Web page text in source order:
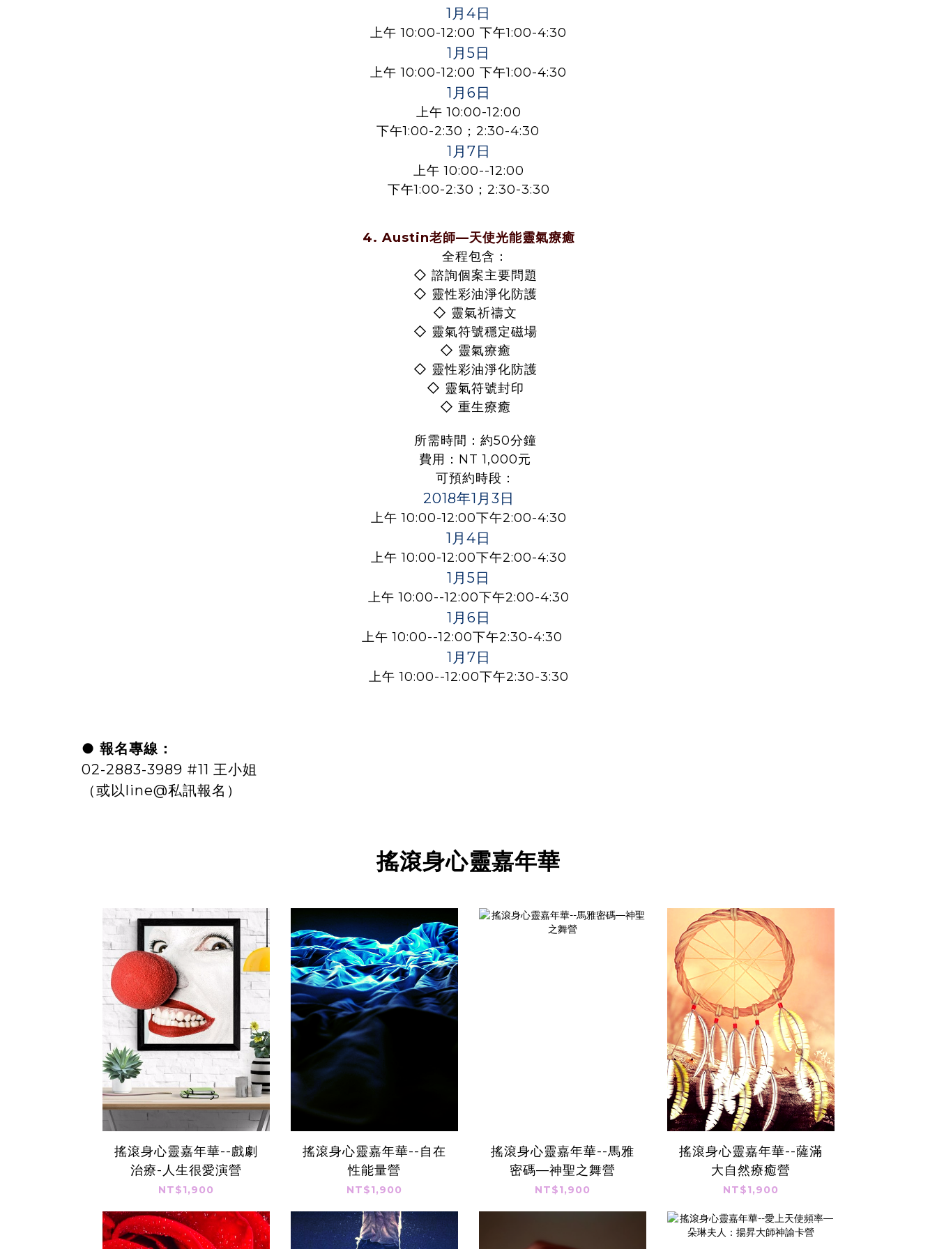
1月4日
上午 10:00-12:00 下午1:00-4:30
1月5日
上午 10:00-12:00 下午1:00-4:30
1月6日
上午 10:00-12:00
下午1:00-2:30；2:30-4:30
1月7日
上午 10:00--12:00
下午1:00-2:30；2:30-3:30
4. Austin老師—天使光能靈氣療癒
全程包含：
◇ 諮詢個案主要問題
◇ 靈性彩油淨化防護
◇ 靈氣祈禱文
◇ 靈氣符號穩定磁場
◇ 靈氣療癒
◇ 靈性彩油淨化防護
◇ 靈氣符號封印
◇ 重生療癒
所需時間：約50分鐘
費用：NT 1,000元
可預約時段：
2018年1月3日
上午 10:00-12:00下午2:00-4:30
1月4日
上午 10:00-12:00下午2:00-4:30
1月5日
上午 10:00--12:00下午2:00-4:30
1月6日
上午 10:00--12:00下午2:30-4:30
1月7日
上午 10:00--12:00下午2:30-3:30
● 報名專線：
02-2883-3989 #11 王小姐
（或以line@私訊報名）
搖滾身心靈嘉年華
搖滾身心靈嘉年華--戲劇
治療-人生很愛演營
NT$1,900
搖滾身心靈嘉年華--自在
性能量營
NT$1,900
搖滾身心靈嘉年華--馬雅
密碼—神聖之舞營
NT$1,900
搖滾身心靈嘉年華--薩滿
大自然療癒營
NT$1,900